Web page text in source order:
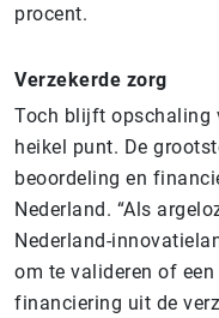
procent.
Verzekerde zorg
Toch blijft opschaling
heikel punt. De
beoordeling en
Nederland. “Als
Nederland-
om te valideren of
financiering uit de